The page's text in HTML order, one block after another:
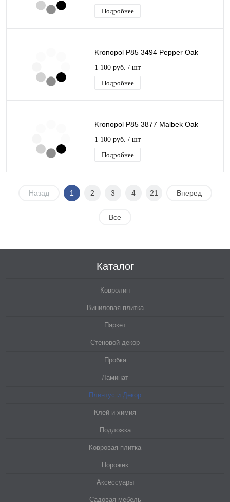
Подробнее
Kronopol P85 3494 Pepper Oak
1 100 руб. / шт
Подробнее
Kronopol P85 3877 Malbek Oak
1 100 руб. / шт
Подробнее
Назад 1 2 3 4 21 Вперед
Все
Каталог
Ковролин
Виниловая плитка
Паркет
Стеновой декор
Пробка
Ламинат
Плинтус и Декор
Клей и химия
Подложка
Ковровая плитка
Порожек
Аксессуары
Садовая мебель